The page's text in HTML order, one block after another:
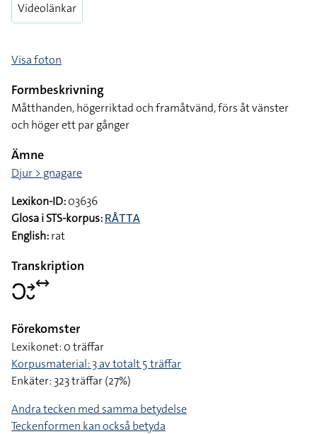
Videolänkar
Visa foton
Formbeskrivning
Måtthanden, högerriktad och framåtvänd, förs åt vänster
och höger ett par gånger
Ämne
Djur > gnagare
Lexikon-ID:03636
Glosa i STS-korpus: RÅTTA
English:rat
Transkription
􌥋􌥔􌤷􌥤
Förekomster
Lexikonet: 0 träffar
Korpusmaterial: 3 av totalt 5 träffar
Enkäter: 323 träffar (27%)
Andra tecken med samma betydelse
Teckenformen kan också betyda